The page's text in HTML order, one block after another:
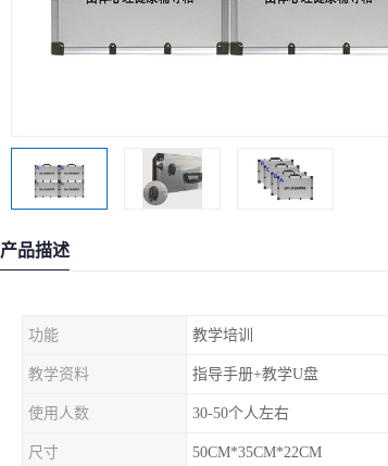
产品描述
功能 教学培训
教学资料 指导手册+教学U盘
使用人数 30-50个人左右
尺寸 50CM*35CM*22CM